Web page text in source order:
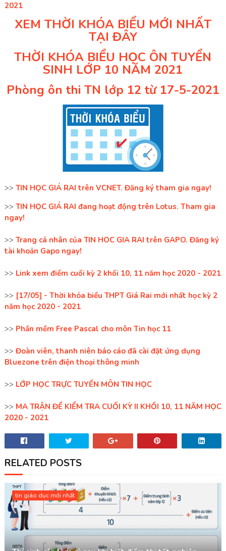
2021
XEM THỜI KHÓA BIỂU MỚI NHẤT
TẠI ĐÂY
THỜI KHÓA BIỂU HỌC ÔN TUYỂN
SINH LỚP 10 NĂM 2021
Phòng ôn thi TN lớp 12 từ 17-5-2021
>> TIN HỌC GIÁ RAI trên VCNET. Đăng ký tham gia ngay!
>> TIN HỌC GIÁ RAI đang hoạt động trên Lotus. Tham gia
ngay!
>> Trang cá nhân của TIN HOC GIA RAI trên GAPO. Đăng ký
tài khoản Gapo ngay!
>> Link xem điểm cuối kỳ 2 khối 10, 11 năm học 2020 - 2021
>> [17/05] - Thời khóa biểu THPT Giá Rai mới nhất học kỳ 2
năm học 2020 - 2021
>> Phần mềm Free Pascal cho môn Tin học 11
>>Đoàn viên, thanh niên báo cáo đã cài đặt ứng dụng
Bluezone trên điện thoại thông minh
>> LỚP HỌC TRỰC TUYẾN MÔN TIN HỌC
>> MA TRẬN ĐỀ KIỂM TRA CUỐI KỲ II KHỐI 10, 11 NĂM HỌC
2020 - 2021
RELATED POSTS
tin giáo dục mới nhất